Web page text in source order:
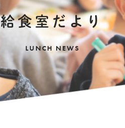
給食室だより
LUNCH NEWS アクセス